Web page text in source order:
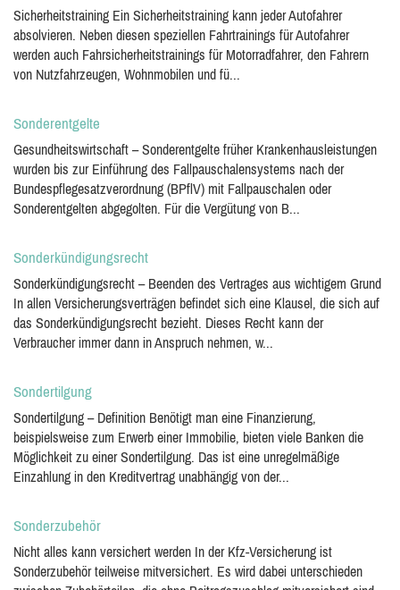
Sicherheitstraining Ein Sicherheitstraining kann jeder Autofahrer
absolvieren. Neben diesen speziellen Fahrtrainings für Autofahrer
werden auch Fahrsicherheitstrainings für Motorradfahrer, den Fahrern
von Nutzfahrzeugen, Wohnmobilen und fü...
Sonderentgelte
Gesundheitswirtschaft – Sonderentgelte früher Krankenhausleistungen
wurden bis zur Einführung des Fallpauschalensystems nach der
Bundespflegesatzverordnung (BPflV) mit Fallpauschalen oder
Sonderentgelten abgegolten. Für die Vergütung von B...
Sonderkündigungsrecht
Sonderkündigungsrecht – Beenden des Vertrages aus wichtigem Grund
In allen Versicherungsverträgen befindet sich eine Klausel, die sich auf
das Sonderkündigungsrecht bezieht. Dieses Recht kann der
Verbraucher immer dann in Anspruch nehmen, w...
Sondertilgung
Sondertilgung – Definition Benötigt man eine Finanzierung,
beispielsweise zum Erwerb einer Immobilie, bieten viele Banken die
Möglichkeit zu einer Sondertilgung. Das ist eine unregelmäßige
Einzahlung in den Kreditvertrag unabhängig von der...
Sonderzubehör
Nicht alles kann versichert werden In der Kfz-Versicherung ist
Sonderzubehör teilweise mitversichert. Es wird dabei unterschieden